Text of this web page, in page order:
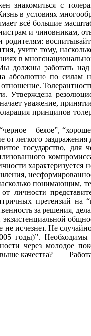
с
в условиях
всё большие
и чиновникам,
учите тому,
должны работать
абсолютно по
Утверждена
уважение, принятие
принципов
– № 37.)
– белое”,
от легкого
государство, для
понимающим,
личности
претензий на
за решения,
Не случайно была
годы)”.
через молодое
Работая в